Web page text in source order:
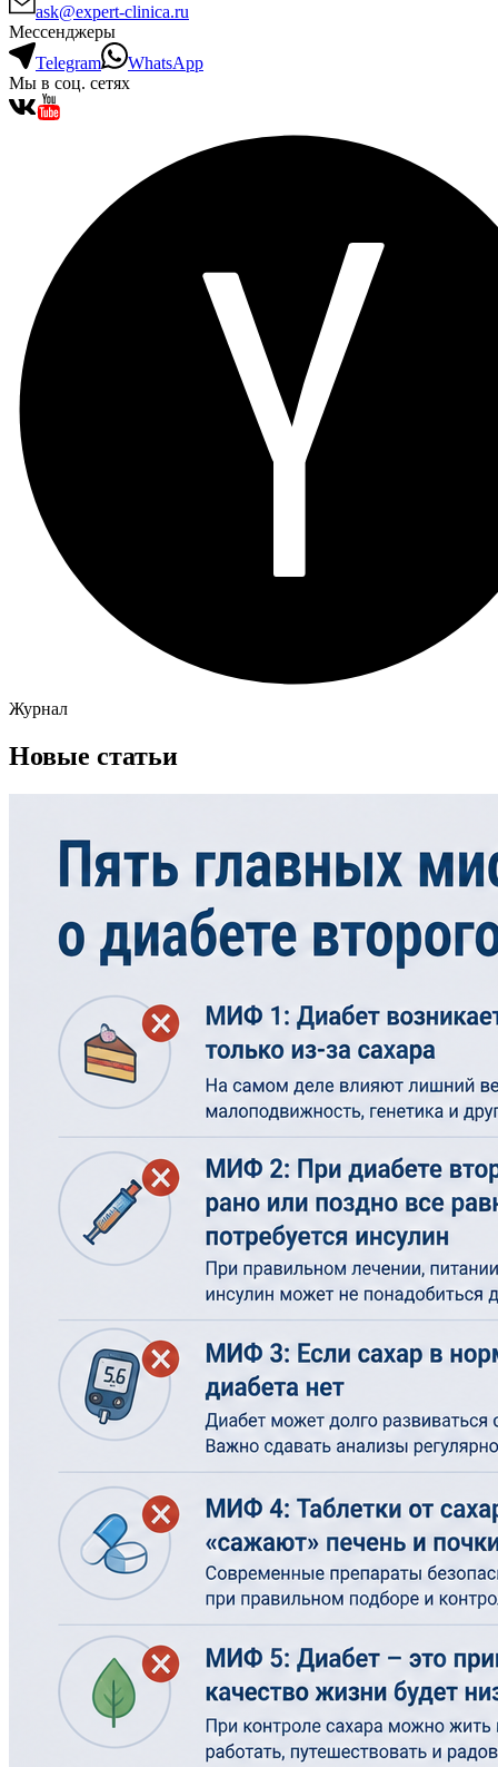
ask@expert-clinica.ru
Мессенджеры
Telegram
WhatsApp
Мы в соц. сетях
Журнал
Новые статьи